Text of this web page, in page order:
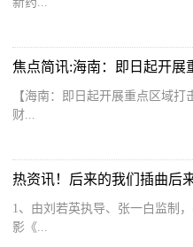
【海南：即日起开展重点区域打
财...
热资讯！后来的我们插曲后
1、由刘若英执导、张一白监制
影《...